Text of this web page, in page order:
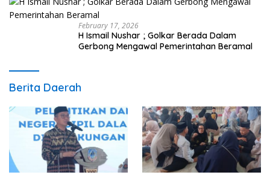
February 17, 2026
H Ismail Nushar ; Golkar Berada Dalam
Gerbong Mengawal Pemerintahan Beramal
Berita Daerah